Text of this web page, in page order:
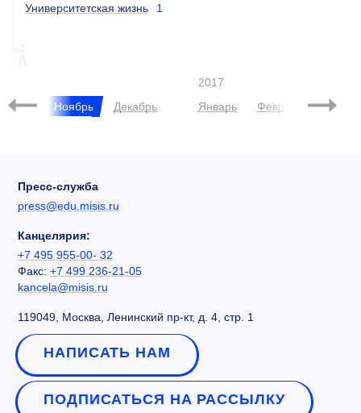
Университетская жизнь 1
ЧЕРНИКОВА
Ноябрь Декабрь
2017
Январь
Февраль Март
Пресс-служба
press@edu.misis.ru
Канцелярия:
+7 495 955-00- 32
Факс: +7 499 236-21-05
kancela@misis.ru
119049, Москва, Ленинский пр-кт, д. 4, стр. 1
НАПИСАТЬ НАМ
ПОДПИСАТЬСЯ НА РАССЫЛКУ